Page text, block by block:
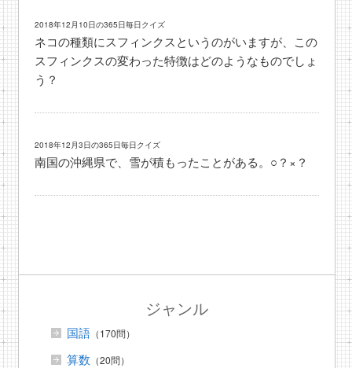
2018年12月10日の365日毎日クイズ
ネコの種類にスフィンクスというのがいますが、この
スフィンクスの変わった特徴はどのようなものでしょ
う？
2018年12月3日の365日毎日クイズ
南国の沖縄県で、雪が積もったことがある。○？×？
ジャンル
国語（170問）
算数 （20問）